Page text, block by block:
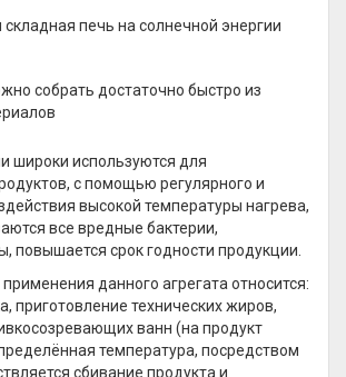
широки используются для
с помощью регулярного и
высокой температуры нагрева,
все вредные бактерии,
повышается срок годности продукции.
применения данного агрегата относится:
приготовление технических жиров,
ванн (на продукт
температура, посредством
сбивание продукта и